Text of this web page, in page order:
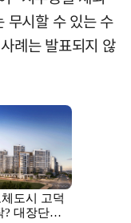
무시할 수 있는 수
례는 발표되지 않